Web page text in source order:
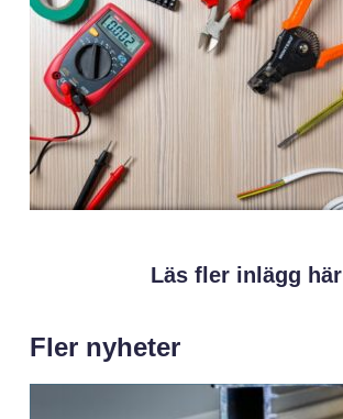
Läs fler inlägg här
Fler nyheter